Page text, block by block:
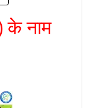
के नाम